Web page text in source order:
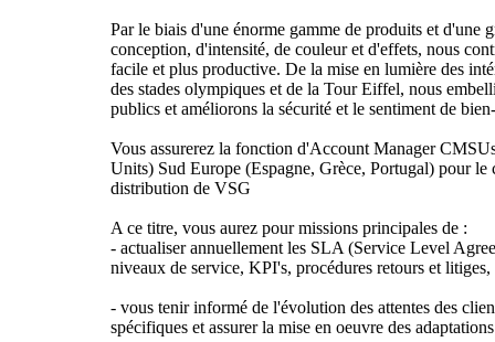
Par le biais d'une énorme gamme de produits et d'une
conception, d'intensité, de couleur et d'effets, nous
facile et plus productive. De la mise en lumière des
des stades olympiques et de la Tour Eiffel, nous
publics et améliorons la sécurité et le sentiment de
Vous assurerez la fonction d'Account Manager
Units) Sud Europe (Espagne, Grèce, Portugal) pour le
distribution de VSG
A ce titre, vous aurez pour missions principales de :
- actualiser annuellement les SLA (Service Level
niveaux de service, KPI's, procédures retours et
- vous tenir informé de l'évolution des attentes des
spécifiques et assurer la mise en oeuvre des